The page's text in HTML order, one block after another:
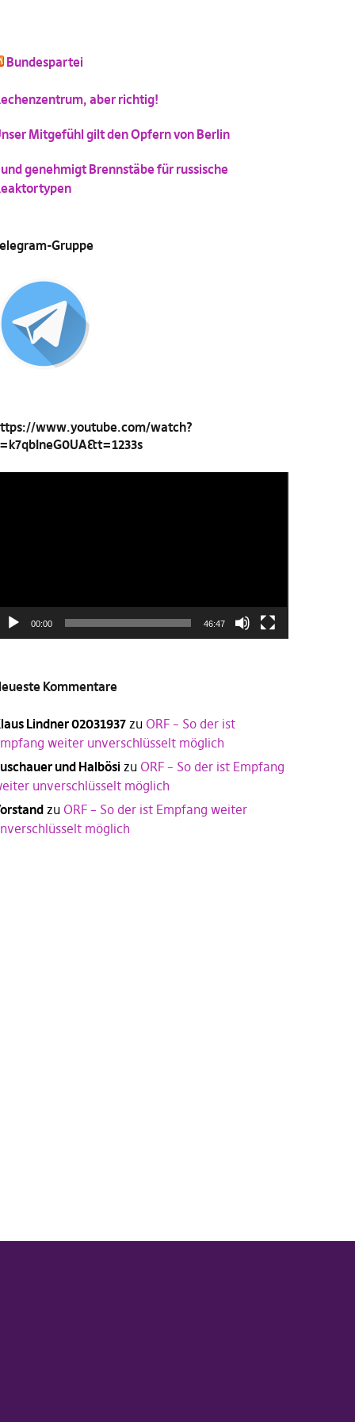
(Vergrößern
(Vergrößern
Bundespartei
aber richtig!
Mitgefühl gilt den Opfern von Berlin
genehmigt Brennstäbe für russische
Gruppe
www.youtube.com/watch?
00:00 46:47
Kommentare
Lindner 02031937zu ORF – So der ist
weiter unverschlüsselt möglich
und Halbösi zu ORF – So der ist Empfang
unverschlüsselt möglich
zu ORF – So der ist Empfang weiter
möglich